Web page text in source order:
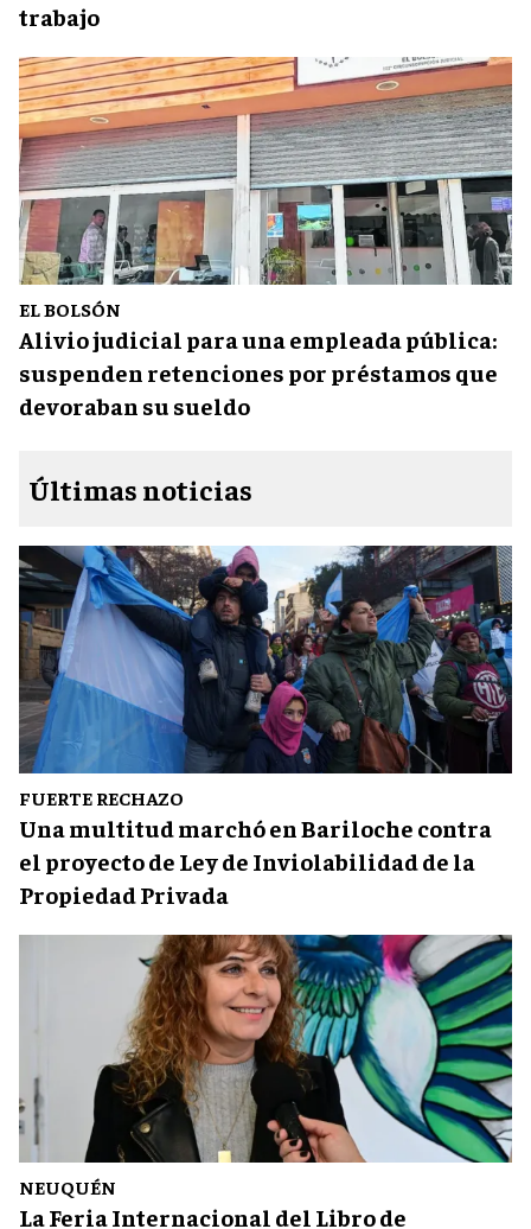
trabajo
EL BOLSÓN
Alivio judicial para una empleada pública:
suspenden retenciones por préstamos que
devoraban su sueldo
Últimas noticias
FUERTE RECHAZO
Una multitud marchó en Bariloche contra
el proyecto de Ley de Inviolabilidad de la
Propiedad Privada
NEUQUÉN
La Feria Internacional del Libro de